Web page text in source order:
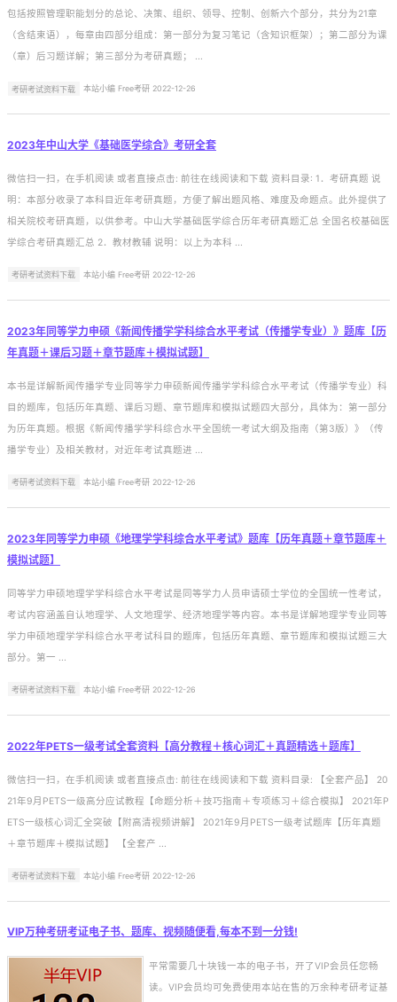
包括按照管理职能划分的总论、决策、组织、领导、控制、创新六个部分，共分为21章
（含结束语），每章由四部分组成：第一部分为复习笔记（含知识框架）；第二部分为课
（章）后习题详解；第三部分为考研真题； ...
考研考试资料下载 本站小编 Free考研 2022-12-26
2023年中山大学《基础医学综合》考研全套
微信扫一扫，在手机阅读 或者直接点击: 前往在线阅读和下载 资料目录: 1．考研真题 说
明：本部分收录了本科目近年考研真题，方便了解出题风格、难度及命题点。此外提供了
相关院校考研真题，以供参考。中山大学基础医学综合历年考研真题汇总 全国名校基础医
学综合考研真题汇总 2．教材教辅 说明：以上为本科 ...
考研考试资料下载 本站小编 Free考研 2022-12-26
2023年同等学力申硕《新闻传播学学科综合水平考试（传播学专业）》题库【历
年真题＋课后习题＋章节题库＋模拟试题】
本书是详解新闻传播学专业同等学力申硕新闻传播学学科综合水平考试（传播学专业）科
目的题库，包括历年真题、课后习题、章节题库和模拟试题四大部分，具体为：第一部分
为历年真题。根据《新闻传播学学科综合水平全国统一考试大纲及指南（第3版）》（传
播学专业）及相关教材，对近年考试真题进 ...
考研考试资料下载 本站小编 Free考研 2022-12-26
2023年同等学力申硕《地理学学科综合水平考试》题库【历年真题＋章节题库＋
模拟试题】
同等学力申硕地理学学科综合水平考试是同等学力人员申请硕士学位的全国统一性考试，
考试内容涵盖自认地理学、人文地理学、经济地理学等内容。本书是详解地理学专业同等
学力申硕地理学学科综合水平考试科目的题库，包括历年真题、章节题库和模拟试题三大
部分。第一 ...
考研考试资料下载 本站小编 Free考研 2022-12-26
2022年PETS一级考试全套资料【高分教程＋核心词汇＋真题精选＋题库】
微信扫一扫，在手机阅读 或者直接点击: 前往在线阅读和下载 资料目录: 【全套产品】 20
21年9月PETS一级高分应试教程【命题分析＋技巧指南＋专项练习＋综合模拟】 2021年P
ETS一级核心词汇全突破【附高清视频讲解】 2021年9月PETS一级考试题库【历年真题
＋章节题库＋模拟试题】 【全套产 ...
考研考试资料下载 本站小编 Free考研 2022-12-26
VIP万种考研考证电子书、题库、视频随便看,每本不到一分钱!
平常需要几十块钱一本的电子书，开了VIP会员任您畅
读。VIP会员均可免费使用本站在售的万余种考研考证基